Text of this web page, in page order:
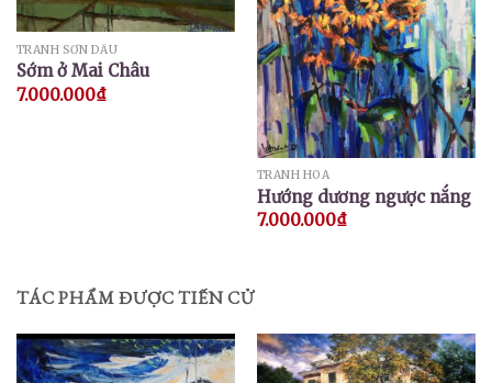
TRANH SƠN DẦU
Sớm ở Mai Châu
7.000.000₫
TRANH HOA
Hướng dương ngược nắng
7.000.000₫
TÁC PHẨM ĐƯỢC TIẾN CỬ